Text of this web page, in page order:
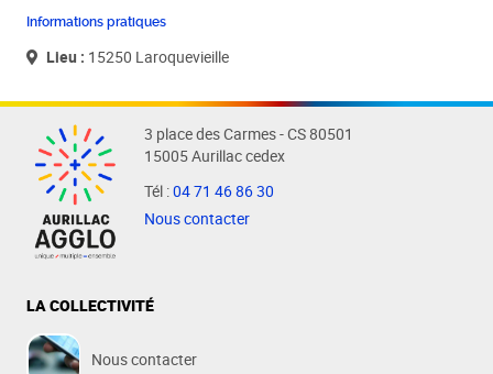
Informations pratiques
Lieu : 15250 Laroquevieille
3 place des Carmes - CS 80501
15005 Aurillac cedex
Tél :04 71 46 86 30
Nous contacter
LA COLLECTIVITÉ
Nous contacter